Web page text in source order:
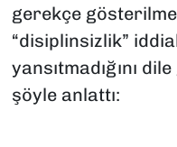
gerekçe
“disiplinsizlik”
yansıtmadığını
şöyle anlattı: